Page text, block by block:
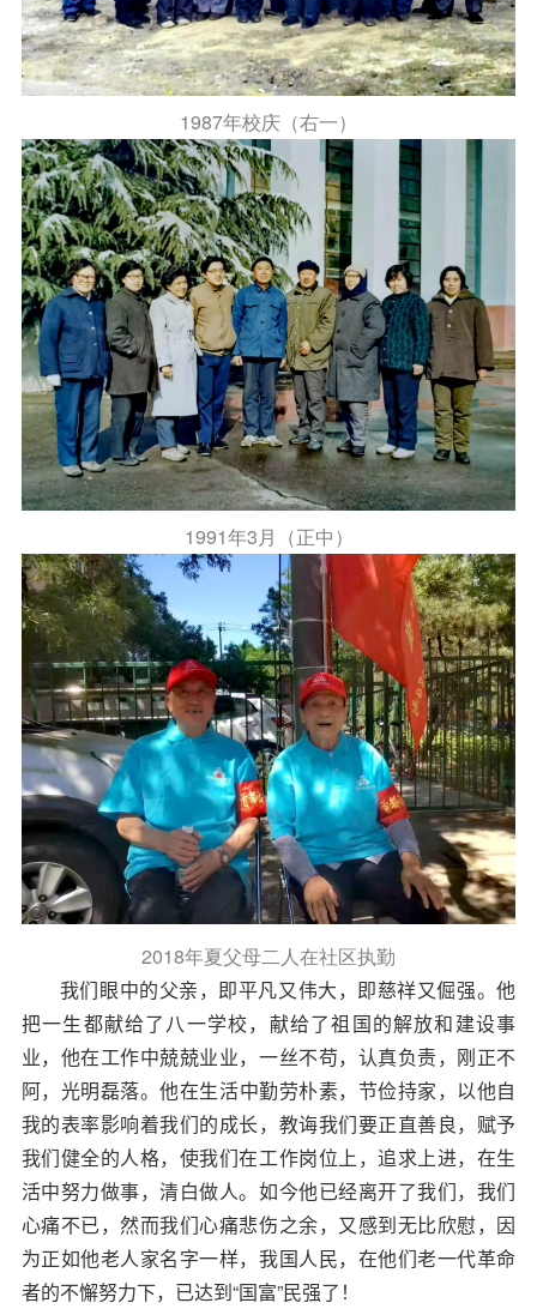
1987年校庆（右一）
1991年3月（正中）
2018年夏父母二人在社区执勤
我们眼中的父亲，即平凡又伟大，即慈祥又倔强。他
把一生都献给了八一学校，献给了祖国的解放和建设事
业，他在工作中兢兢业业，一丝不苟，认真负责， 刚正不
阿，光明磊落。他在生活中勤劳朴素，节俭持家，以他自
我的表率影响着我们的成长，教诲我们要正直善良，赋予
我们健全的人格，使我们在工作岗位上，追求上进，在生
活中努力做事，清白做人。如今他已经离开了我们， 我们
心痛不已，然而我们心痛悲伤之余，又感到无比欣慰，因
为正如他老人家名字一样，我国人民，在他们老一代革命
者的不懈努力下，已达到“国富”民强了！